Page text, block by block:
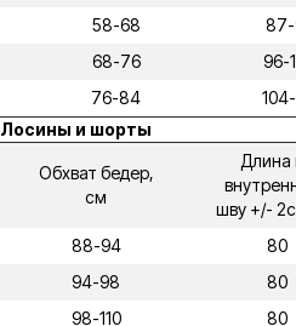
58-68
68-76
96-
76-84
Лосины и шорты
Обхват бедер,
см
Длина
шву +/-
88-94
80
94-98
80
98-110
80